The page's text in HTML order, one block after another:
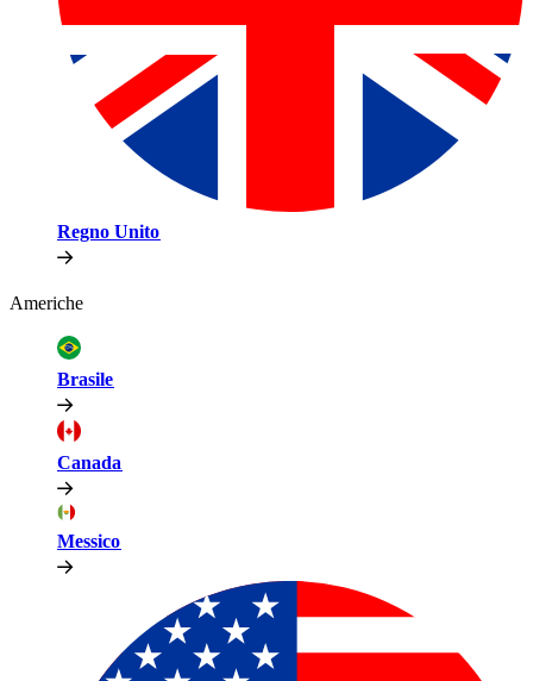
Regno Unito​​
Americhe​​
Brasile​​
Canada​​
Messico​​